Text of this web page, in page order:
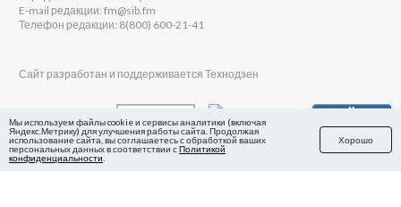
E-mail редакции: fm@sib.fm
Телефон редакции: 8(800) 600-21-41
Сайт разработан и поддерживается Технодзен
Мы используем файлы cookie и сервисы аналитики (включая
Яндекс.Метрику) для улучшения работы сайта. Продолжая
использование сайта, вы соглашаетесь с обработкой ваших
персональных данных в соответствии сПолитикой
конфиденциальности
Хорошо